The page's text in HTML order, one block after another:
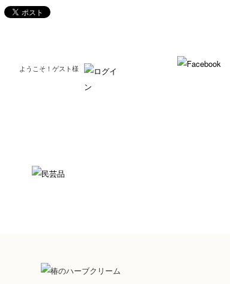
ようこそ！ゲスト様